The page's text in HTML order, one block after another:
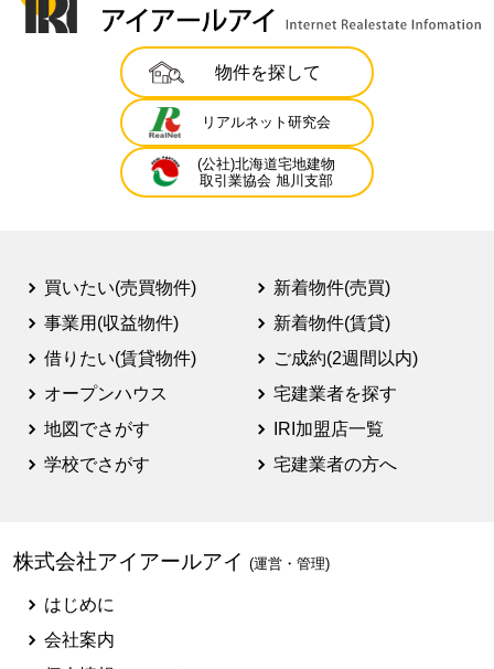
物件を探して
リアルネット研究会
(公社)北海道宅地建物
取引業協会 旭川支部
買いたい(売買物件)
事業用(収益物件)
借りたい(賃貸物件)
オープンハウス
地図でさがす
学校でさがす
新着物件(売買)
新着物件(賃貸)
ご成約(2週間以内)
宅建業者を探す
IRI加盟店一覧
宅建業者の方へ
株式会社アイアールアイ (運営・管理)
はじめに
会社案内